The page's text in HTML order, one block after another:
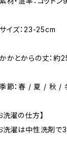
イズ：23-25cm
かとからの丈：約
節：春 / 夏 / 秋 /
洗濯の仕方】
洗濯は中性洗剤で